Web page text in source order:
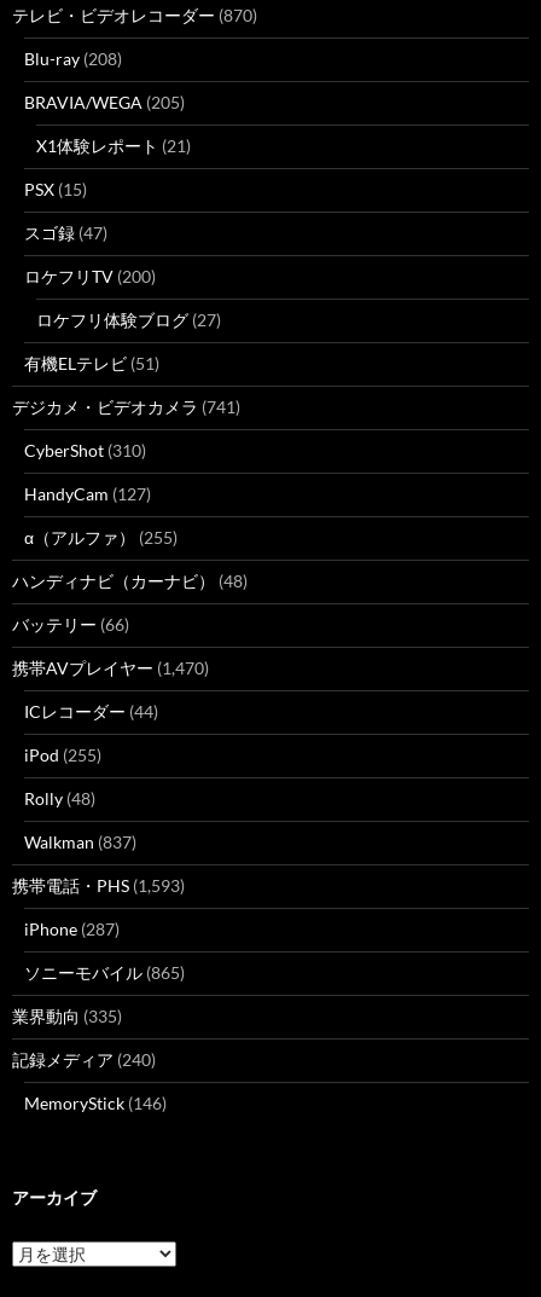
テレビ・ビデオレコーダー (870)
Blu-ray (208)
BRAVIA/WEGA (205)
X1体験レポート (21)
PSX (15)
スゴ録 (47)
ロケフリTV (200)
ロケフリ体験ブログ (27)
有機ELテレビ (51)
デジカメ・ビデオカメラ (741)
CyberShot (310)
HandyCam (127)
α（アルファ） (255)
ハンディナビ（カーナビ） (48)
バッテリー (66)
携帯AVプレイヤー (1,470)
ICレコーダー (44)
iPod (255)
Rolly (48)
Walkman (837)
携帯電話・PHS (1,593)
iPhone (287)
ソニーモバイル (865)
業界動向 (335)
記録メディア (240)
MemoryStick (146)
アーカイブ
ア
ー